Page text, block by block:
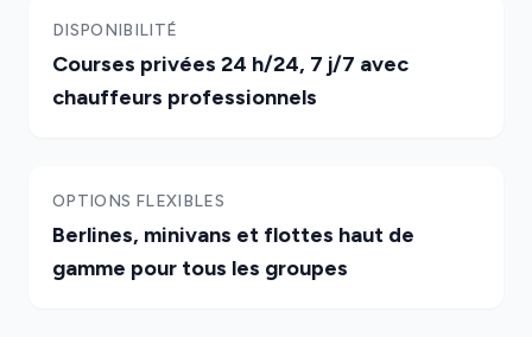
DISPONIBILITÉ
Courses privées 24 h/24, 7 j/7 avec
chauffeurs professionnels
OPTIONS FLEXIBLES
Berlines, minivans et flottes haut de
gamme pour tous les groupes